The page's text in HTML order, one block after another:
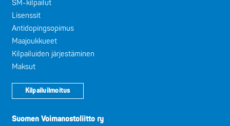
SM-kilpailut
Lisenssit
Antidopingsopimus
Maajoukkueet
Kilpailuiden järjestäminen
Maksut
Kilpailuilmoitus
Suomen Voimanostoliitto ry